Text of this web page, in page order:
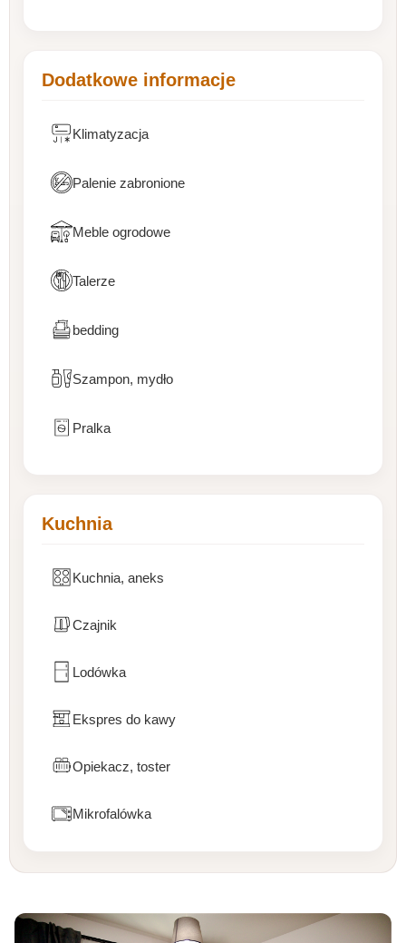
Dodatkowe informacje
Klimatyzacja
Palenie zabronione
Meble ogrodowe
Talerze
bedding
Szampon, mydło
Pralka
Kuchnia
Kuchnia, aneks
Czajnik
Lodówka
Ekspres do kawy
Opiekacz, toster
Mikrofalówka